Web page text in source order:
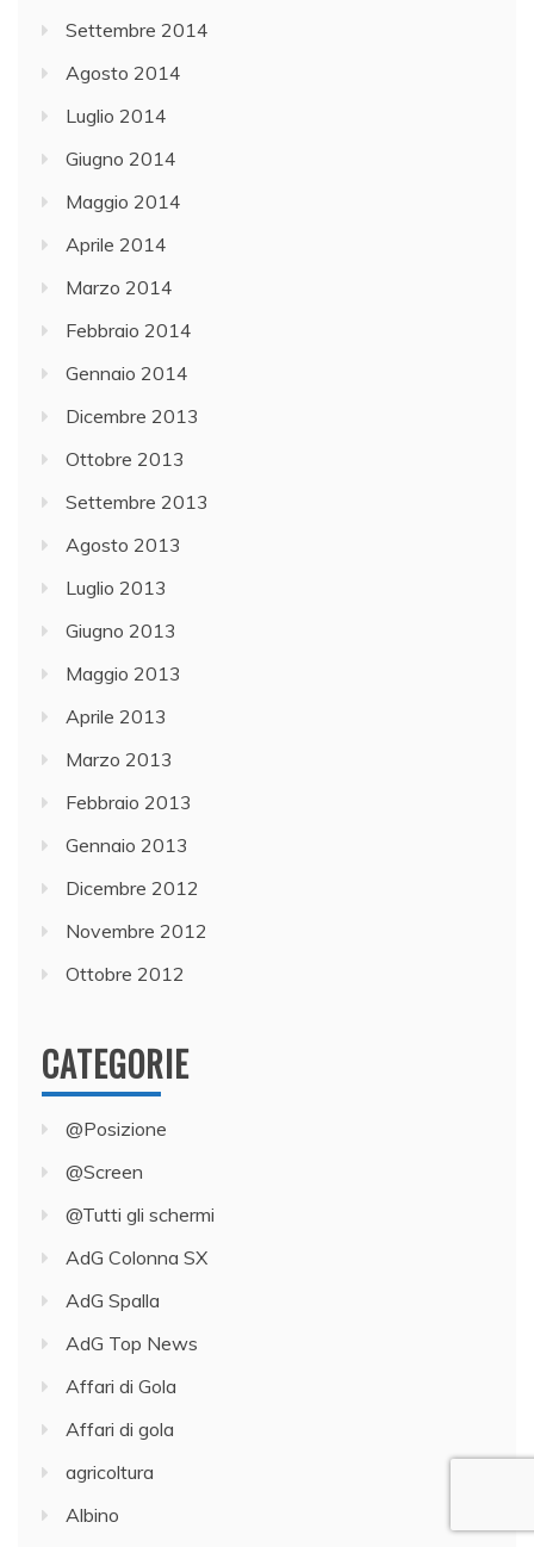
Settembre 2014
Agosto 2014
Luglio 2014
Giugno 2014
Maggio 2014
Aprile 2014
Marzo 2014
Febbraio 2014
Gennaio 2014
Dicembre 2013
Ottobre 2013
Settembre 2013
Agosto 2013
Luglio 2013
Giugno 2013
Maggio 2013
Aprile 2013
Marzo 2013
Febbraio 2013
Gennaio 2013
Dicembre 2012
Novembre 2012
Ottobre 2012
CATEGORIE
@Posizione
@Screen
@Tutti gli schermi
AdG Colonna SX
AdG Spalla
AdG Top News
Affari di Gola
Affari di gola
agricoltura
Albino